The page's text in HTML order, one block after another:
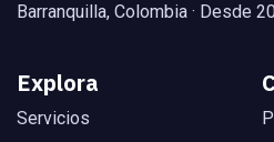
Barranquilla, Colombia · Desde
Explora
Servicios